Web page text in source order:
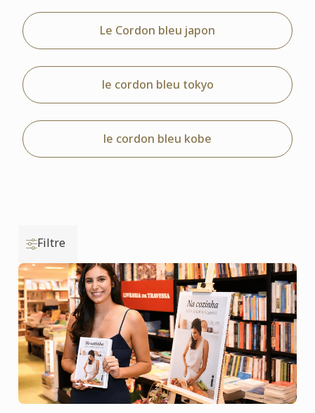
Le Cordon bleu japon
le cordon bleu tokyo
le cordon bleu kobe
Filtre